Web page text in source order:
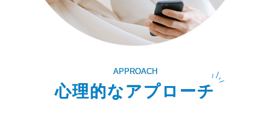
APPROACH
心理的なアプローチ